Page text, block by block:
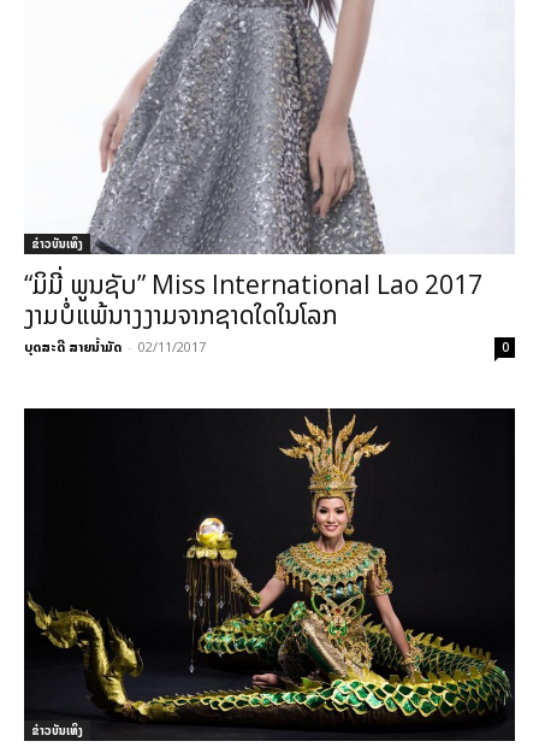
​ຂ່າວບັນເທິງ
“ມິມີ່ ພູນຊັບ” Miss International Lao 2017
ງາມບໍ່ແພ້ນາງງາມຈາກຊາດໃດໃນໂລກ
ບຸດສະດີ ສາຍນ້ຳມັດ - 02/11/2017 0
​ຂ່າວບັນເທິງ